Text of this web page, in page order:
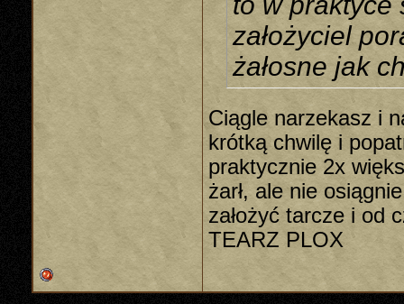
założyciel
żałosne jak
Ciągle narzekasz i
krótką chwilę i
praktycznie 2x
żarł, ale nie
założyć tarcze i od
TEARZ PLOX